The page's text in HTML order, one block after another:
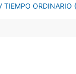
TIEMPO ORDINARIO